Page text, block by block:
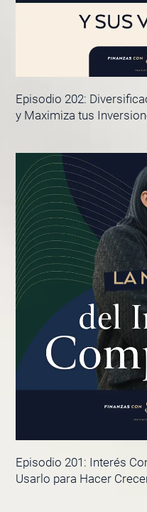
Episodio 202:
y Maximiza tus
Episodio 201: Interés
Usarlo para Hacer